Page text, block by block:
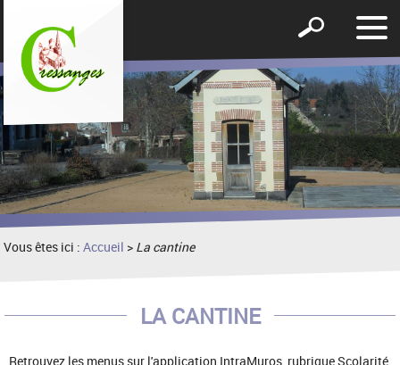
le
Afficher
formulaire
de
recherche
Vous êtes ici :Accueil > La cantine
LA CANTINE
Retrouvez les menus sur l'application IntraMuros, rubrique Scolarité,